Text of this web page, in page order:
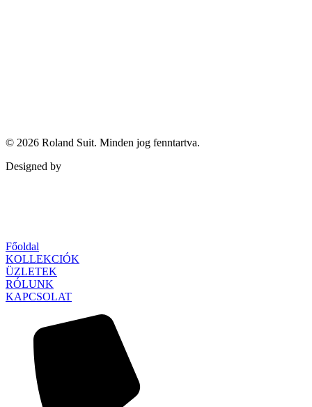
© 2026 Roland Suit. Minden jog fenntartva.
Designed by
Főoldal
KOLLEKCIÓK
ÜZLETEK
RÓLUNK
KAPCSOLAT